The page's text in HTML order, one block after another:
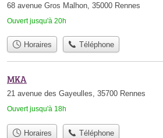
68 avenue Gros Malhon, 35000 Rennes
Ouvert jusqu'à 20h
Horaires Téléphone
MKA
21 avenue des Gayeulles, 35700 Rennes
Ouvert jusqu'à 18h
Horaires Téléphone